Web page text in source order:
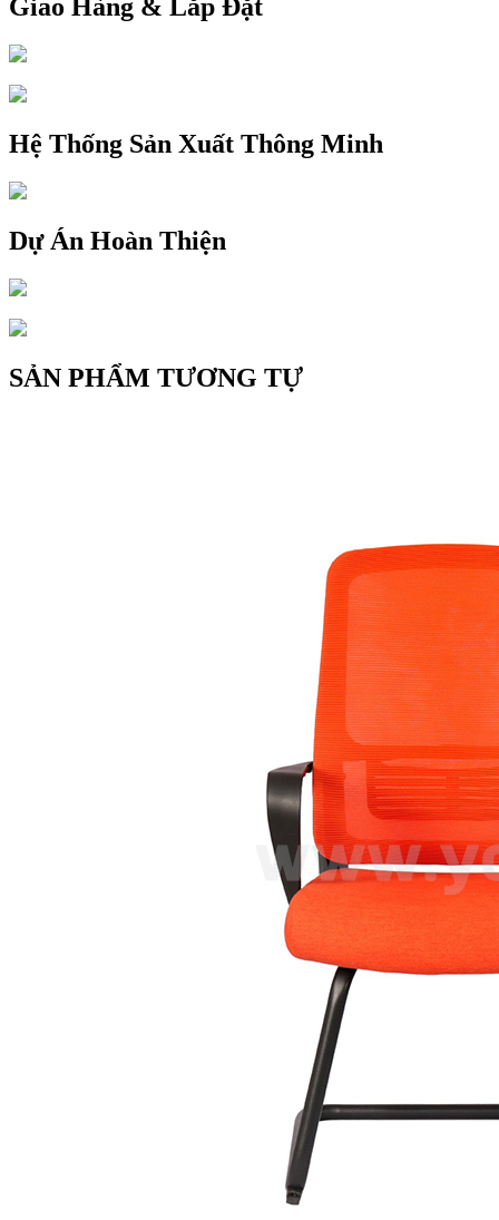
Giao Hàng & Lắp Đặt
Hệ Thống Sản Xuất Thông Minh
Dự Án Hoàn Thiện
SẢN PHẨM TƯƠNG TỰ